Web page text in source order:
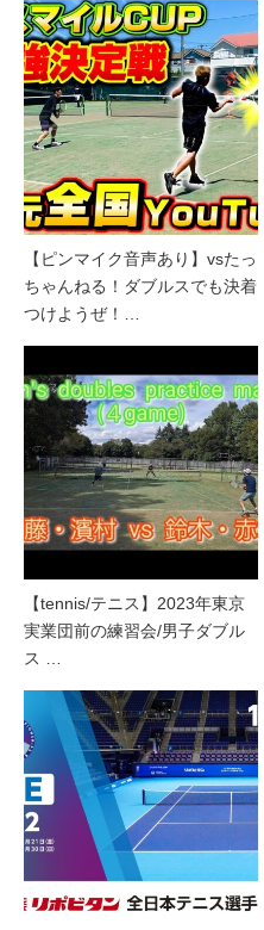
【ピンマイク音声あり】vsたっ
ちゃんねる！ダブルスでも決着
つけようぜ！…
【tennis/テニス】2023年東京
実業団前の練習会/男子ダブル
ス …